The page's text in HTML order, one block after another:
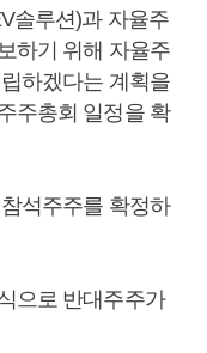
솔루션)과 자율주
하기 위해 자율주
하겠다는 계획을
주총회 일정을 확
석주주를 확정하
으로 반대주주가